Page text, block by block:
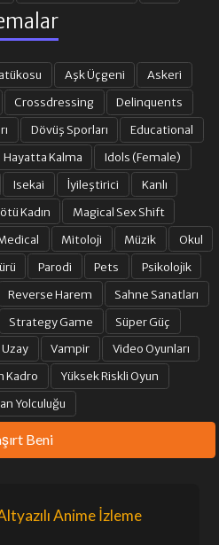
Aşk Üçgeni
Askeri
Crossdressing
Delinquents
Dövüş Sporları
Educational
Hayatta Kalma
Idols (Female)
Isekai İyileştirici
Kanlı
Kadın
Magical Sex Shift
Mitoloji Müzik
Okul
Parodi Pets
Psikolojik
Reverse Harem
Sahne Sanatları
Strategy Game
Süper Güç
Uzay Vampir
Video Oyunları
Kadro
Yüksek Riskli Oyun
Yolculuğu
Beni
Anime İzleme